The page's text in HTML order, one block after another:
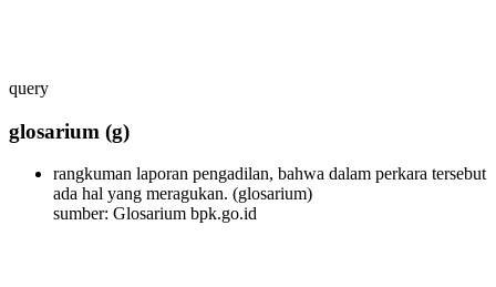
query
glosarium (g)
rangkuman laporan pengadilan, bahwa dalam perkara tersebut
ada hal yang meragukan. (glosarium)
sumber: Glosarium bpk.go.id